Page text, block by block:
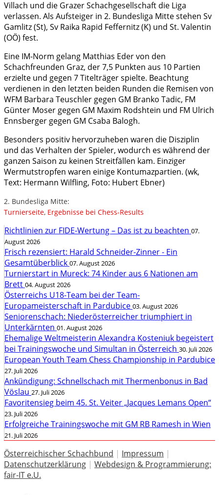
Villach und die Grazer Schachgesellschaft die Liga
verlassen. Als Aufsteiger in 2. Bundesliga Mitte stehen Sv
Gamlitz (St), Sv Raika Rapid Feffernitz (K) und St. Valentin
(OÖ) fest.
Eine IM-Norm gelang Matthias Eder von den
Schachfreunden Graz, der 7,5 Punkten aus 10 Partien
erzielte und gegen 7 Titelträger spielte. Beachtung
verdienen in den letzten beiden Runden die Remisen von
WFM Barbara Teuschler gegen GM Branko Tadic, FM
Günter Moser gegen GM Maxim Rodshtein und FM Ulrich
Ennsberger gegen GM Csaba Balogh.
Besonders positiv hervorzuheben waren die Disziplin
und das Verhalten der Spieler, wodurch es während der
ganzen Saison zu keinen Streitfällen kam. Einziger
Wermutstropfen waren einige Kontumazpartien. (wk,
Text: Hermann Wilfling, Foto: Hubert Ebner)
2. Bundesliga Mitte:
Turnierseite, Ergebnisse bei Chess-Results
Richtlinien zur FIDE-Wertung – Das ist zu beachten 07.
August 2026
Frisch rezensiert: Harald Schneider-Zinner - Ein
Gesamtüberblick 07. August 2026
Turnierstart in Mureck: 74 Kinder aus 6 Nationen am
Brett 04. August 2026
Österreichs U18-Team bei der Team-
Europameisterschaft in Pardubice 03. August 2026
Seniorenschach: Niederösterreicher triumphiert in
Unterkärnten 01. August 2026
Ehemalige Weltmeisterin Alexandra Kosteniuk begeistert
bei Trainingswoche und Simultan in Österreich 30. Juli 2026
European Youth Team Chess Championship in Pardubice
27. Juli 2026
Ankündigung: Schnellschach mit Thermenbonus in Bad
Vöslau 27. Juli 2026
Favoritensieg beim 45. St. Veiter „Jacques Lemans Open“
23. Juli 2026
Erfolgreiche Trainingswoche mit GM RB Ramesh in Wien
21. Juli 2026
Österreichischer Schachbund | Impressum |
Datenschutzerklärung | Webdesign & Programmierung:
fair-IT e.U.